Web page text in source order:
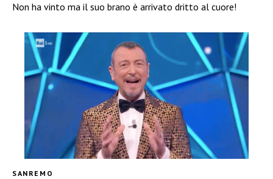
Non ha vinto ma il suo brano è arrivato dritto al cuore!
SANREMO